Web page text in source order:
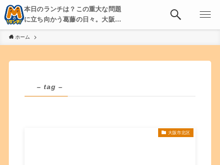
本日のランチは？この重大な問題
に立ち向かう葛藤の日々。大阪・
京都・神戸を中心とした食べ歩
き、飲み歩きを綴る。
ホーム
– tag –
大阪市北区